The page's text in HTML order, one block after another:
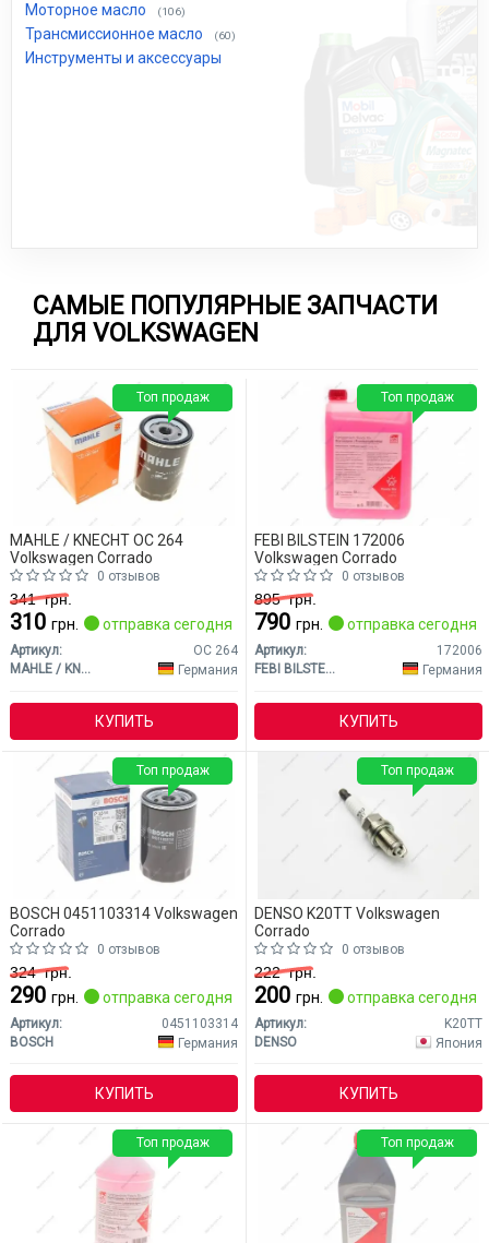
Моторное масло (106)
Трансмиссионное масло (60)
Инструменты и аксессуары
САМЫЕ ПОПУЛЯРНЫЕ ЗАПЧАСТИ
ДЛЯ VOLKSWAGEN
MAHLE / KNECHT OC 264
Volkswagen Corrado
0 отзывов
341грн.
310 грн. отправка сегодня
Артикул:
OC 264
MAHLE / KNECHT
Германия
КУПИТЬ
Топ продаж
FEBI BILSTEIN 172006
Volkswagen Corrado
0 отзывов
895грн.
790 грн. отправка сегодня
Артикул:
172006
FEBI BILSTEIN
Германия
КУПИТЬ
Топ продаж
BOSCH 0451103314 Volkswagen
Corrado
0 отзывов
324грн.
290 грн. отправка сегодня
Артикул:
0451103314
BOSCH
Германия
КУПИТЬ
Топ продаж
DENSO K20TT Volkswagen
Corrado
0 отзывов
222грн.
200 грн. отправка сегодня
Артикул:
K20TT
DENSO
Япония
КУПИТЬ
Топ продаж
Топ продаж Топ продаж